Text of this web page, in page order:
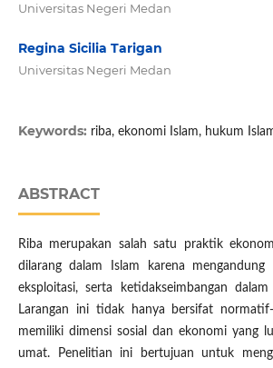
Universitas Negeri Medan
Regina Sicilia Tarigan
Universitas Negeri Medan
Keywords: riba, ekonomi Islam, hukum
ABSTRACT
Riba merupakan salah satu praktik
dilarang dalam Islam karena mengandung
eksploitasi, serta ketidakseimbangan
Larangan ini tidak hanya bersifat
memiliki dimensi sosial dan ekonomi yang
umat. Penelitian ini bertujuan untuk